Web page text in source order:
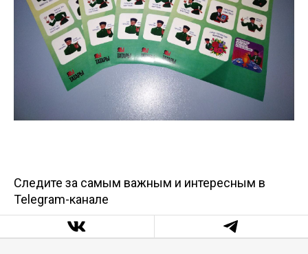
Следите за самым важным и интересным в
Telegram-канале